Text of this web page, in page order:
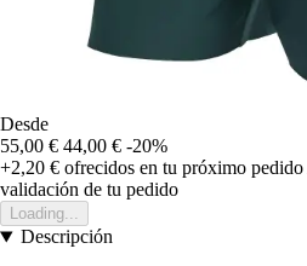
Desde
55,00 € 44,00 € -20%
+2,20 € ofrecidos en tu próximo pedido
validación de tu pedido
Loading...
Descripción